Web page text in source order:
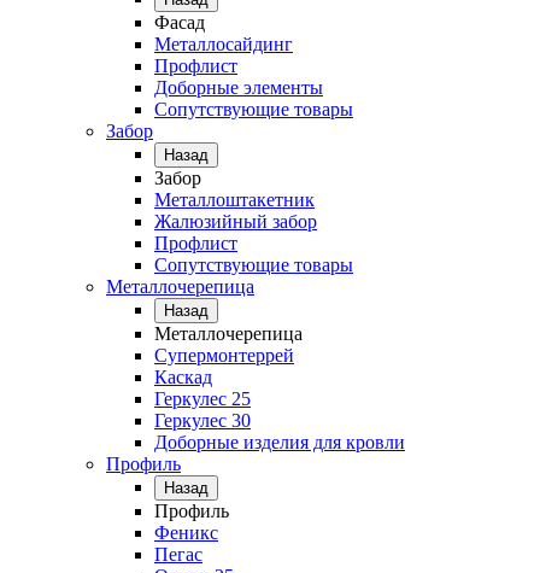
Фасад
Металлосайдинг
Профлист
Доборные элементы
Сопутствующие товары
Забор
Назад
Забор
Металлоштакетник
Жалюзийный забор
Профлист
Сопутствующие товары
Металлочерепица
Назад
Металлочерепица
Супермонтеррей
Каскад
Геркулес 25
Геркулес 30
Доборные изделия для кровли
Профиль
Назад
Профиль
Феникс
Пегас